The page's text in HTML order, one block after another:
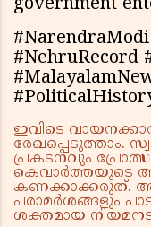
government
#NehruRecord
ഇവിടെ
രേഖപ്പെടുത്താം.
പ്രകടനവും
കെവാർത്തയുടെ
കണക്കാക്കരുത്.
പരാമർശങ്ങളും
ശക്തമായ